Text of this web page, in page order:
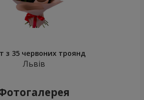
з 35 червоних троянд
Львів